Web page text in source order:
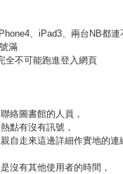
、iPad3、兩台NB都連
滿
全不可能跑進登入網頁
絡圖書館的人員，
點有沒有訊號，
自走來這邊詳細作實地的連
沒有其他使用者的時間，